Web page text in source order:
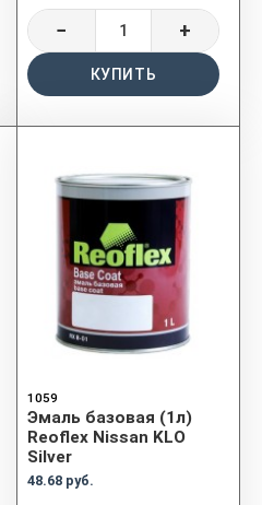
− +
КУПИТЬ
1059
Эмаль базовая (1л)
Reoflex Nissan KLO
Silver
48.68 руб.